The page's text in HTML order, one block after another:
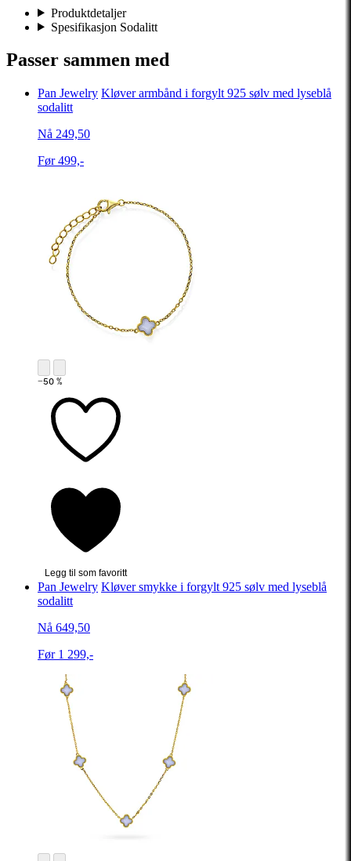
Produktdetaljer
Spesifikasjon Sodalitt
Passer sammen med
Pan Jewelry Kløver armbånd i forgylt 925 sølv med lyseblå
sodalitt
Nå 249,50
Før 499,-
−50 %
Legg til som favoritt
Pan Jewelry Kløver smykke i forgylt 925 sølv med lyseblå
sodalitt
Nå 649,50
Før 1 299,-